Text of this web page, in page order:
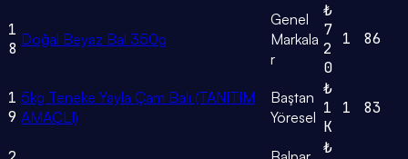
1
8 Doğal Beyaz Bal 350g
Genel
Markala
r
₺
7
2
0
1 86
1
9
5kg Teneke Yayla Çam Balı (TANITIM
AMAÇLI)
Baştan
Yöresel
₺
1
K
1 83
₺